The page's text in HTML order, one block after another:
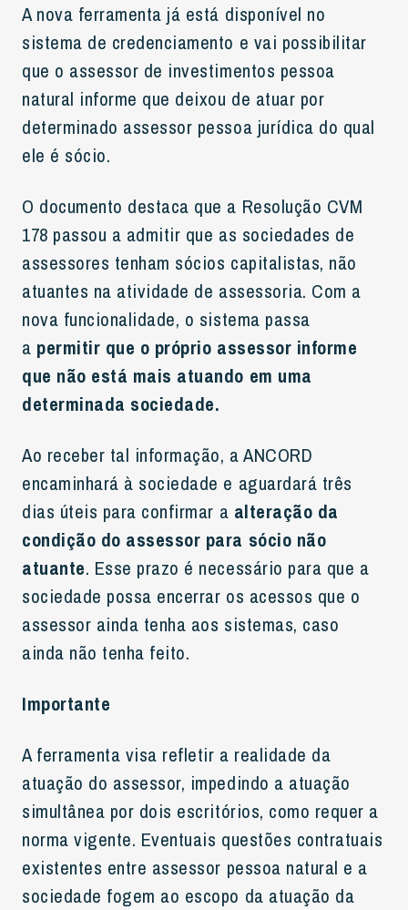
A nova ferramenta já está disponível no
sistema de credenciamento e vai possibilitar
que o assessor de investimentos pessoa
natural informe que deixou de atuar por
determinado assessor pessoa jurídica do qual
ele é sócio.
O documento destaca que a Resolução CVM
178 passou a admitir que as sociedades de
assessores tenham sócios capitalistas, não
atuantes na atividade de assessoria. Com a
nova funcionalidade, o sistema passa
a permitir que o próprio assessor informe
que não está mais atuando em uma
determinada sociedade.
Ao receber tal informação, a ANCORD
encaminhará à sociedade e aguardará três
dias úteis para confirmar a alteração da
condição do assessor para sócio não
atuante. Esse prazo é necessário para que a
sociedade possa encerrar os acessos que o
assessor ainda tenha aos sistemas, caso
ainda não tenha feito.
Importante
A ferramenta visa refletir a realidade da
atuação do assessor, impedindo a atuação
simultânea por dois escritórios, como requer a
norma vigente. Eventuais questões contratuais
existentes entre assessor pessoa natural e a
sociedade fogem ao escopo da atuação da